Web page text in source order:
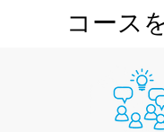
コース